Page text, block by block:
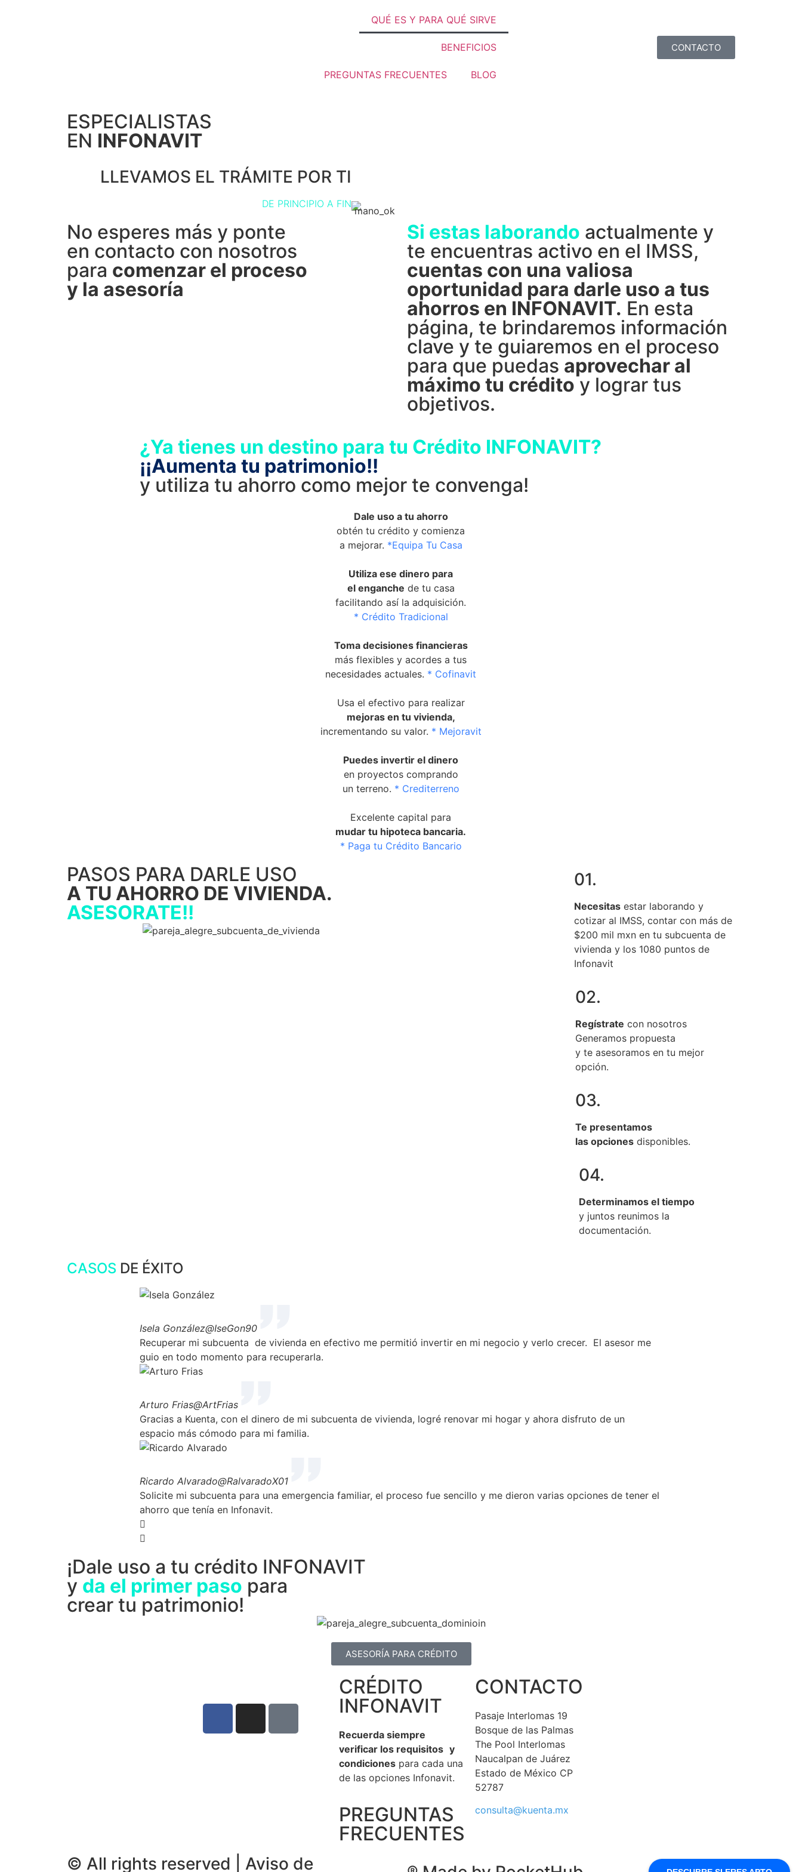
QUÉ ES Y PARA QUÉ SIRVE
BENEFICIOS
PREGUNTAS FRECUENTES BLOG
CONTACTO
ESPECIALISTAS
EN INFONAVIT
LLEVAMOS EL TRÁMITE POR TI
DE PRINCIPIO A FIN
No esperes más y ponte
en contacto con nosotros
para comenzar el proceso
y la asesoría
Si estas laborando actualmente y
te encuentras activo en el IMSS,
cuentas con una valiosa
oportunidad para darle uso a tus
ahorros en INFONAVIT. En esta
página, te brindaremos información
clave y te guiaremos en el proceso
para que puedas aprovechar al
máximo tu créditoy lograr tus
objetivos.
¿Ya tienes un destino para tu Crédito INFONAVIT?
¡¡Aumenta tu patrimonio!!
y utiliza tu ahorro como mejor te convenga!
Dale uso a tu ahorro
obtén tu crédito y comienza
a mejorar. *Equipa Tu Casa
Utiliza ese dinero para
el enganche de tu casa
facilitando así la adquisición.
* Crédito Tradicional
Toma decisiones financieras
más flexibles y acordes a tus
necesidades actuales. * Cofinavit
Usa el efectivo para realizar
mejoras en tu vivienda,
incrementando su valor. * Mejoravit
Puedes invertir el dinero
en proyectos comprando
un terreno. * Crediterreno
Excelente capital para
mudar tu hipoteca bancaria.
* Paga tu Crédito Bancario
PASOS PARA DARLE USO
A TU AHORRO DE VIVIENDA.
ASESORATE!!
01.
Necesitas estar laborando y
cotizar al IMSS, contar con más de
$200 mil mxn en tu subcuenta de
vivienda y los 1080 puntos de
Infonavit
02.
Regístrate con nosotros
Generamos propuesta
y te asesoramos en tu mejor
opción.
03.
Te presentamos
las opciones disponibles.
04.
Determinamos el tiempo
y juntos reunimos la
documentación.
CASOS DE ÉXITO
Isela González@IseGon90
Recuperar mi subcuenta de vivienda en efectivo me permitió invertir en mi negocio y verlo crecer. El asesor me
guio en todo momento para recuperarla.
Arturo Frias@ArtFrias
Gracias a Kuenta, con el dinero de mi subcuenta de vivienda, logré renovar mi hogar y ahora disfruto de un
espacio más cómodo para mi familia.
Ricardo Alvarado@RalvaradoX01
Solicite mi subcuenta para una emergencia familiar, el proceso fue sencillo y me dieron varias opciones de tener el
ahorro que tenía en Infonavit.
¡Dale uso a tu crédito INFONAVIT
y da el primer paso para
crear tu patrimonio!
ASESORÍA PARA CRÉDITO
CRÉDITO
INFONAVIT
Recuerda siempre
verificar los requisitos y
condiciones para cada una
de las opciones Infonavit.
PREGUNTAS
FRECUENTES
CONTACTO
Pasaje Interlomas 19
Bosque de las Palmas
The Pool Interlomas
Naucalpan de Juárez
Estado de México CP
52787
consulta@kuenta.mx
© All rights reserved | Aviso de